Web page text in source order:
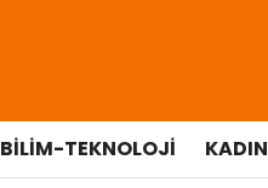
BILIM-TEKNOLOJI KADIN